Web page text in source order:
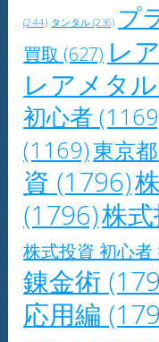
(244) タンタル (236) プ
買取 (627) レ
レアメタ
初心者
(1169)東京都
資 (1796)
(1796)株
株式投資 初心者
錬金術
応用編